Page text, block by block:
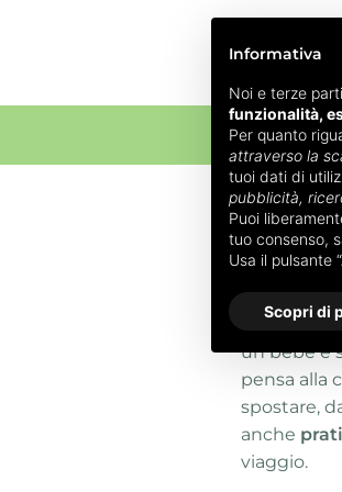
Informativa
Noi e terze
funzionalità,
Per quanto
attraverso la
tuoi dati di
pubblicità,
Puoi
tuo consenso,
Usa il pulsante
Scopri di
Home»
Culle
Uno dei
un bebè è
pensa alla
spostare,
anche
viaggio.